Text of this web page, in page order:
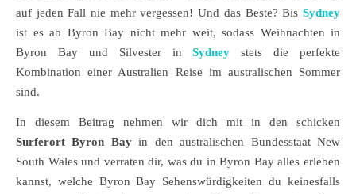
auf jeden Fall nie mehr vergessen! Und das Beste? Bis Sydney
ist es ab Byron Bay nicht mehr weit, sodass Weihnachten in
Byron Bay und Silvester inSydney stets die perfekte
Kombination einer Australien Reise im australischen Sommer
sind.
In diesem Beitrag nehmen wir dich mit in den schicken
Surferort Byron Bayin den australischen Bundesstaat New
South Wales und verraten dir, was du in Byron Bay alles erleben
kannst, welche Byron Bay Sehenswürdigkeiten du keinesfalls